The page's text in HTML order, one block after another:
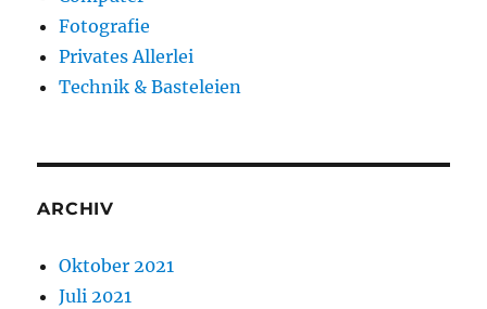
Fotografie
Privates Allerlei
Technik & Basteleien
ARCHIV
Oktober 2021
Juli 2021